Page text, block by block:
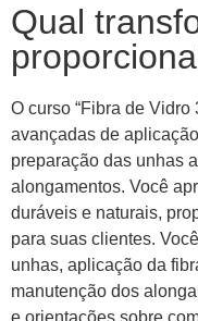
Qual
O curso “Fibra de Vidro
avançadas de
preparação das unhas
alongamentos. Você
duráveis e naturais,
para suas clientes.
unhas, aplicação da
manutenção dos
e orientações sobre